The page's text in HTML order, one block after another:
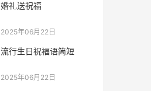
婚礼送祝福
2025年06月22日
流行生日祝福语简短
2025年06月22日